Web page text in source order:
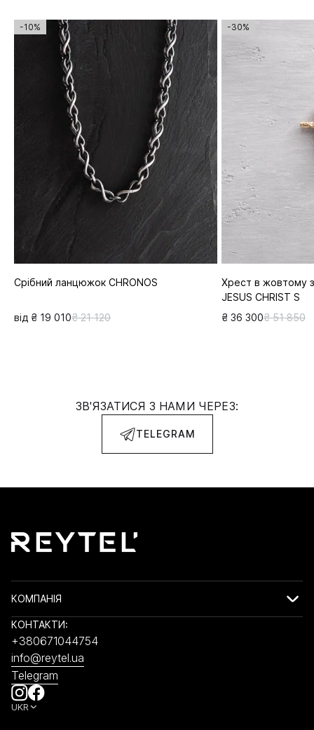
-10%
Срібний ланцюжок CHRONOS
від ₴ 19 010₴ 21 120
-30%
Хрест в жовтому
JESUS CHRIST S
₴ 36 300₴ 51 850
ЗВ'ЯЗАТИСЯ З НАМИ ЧЕРЕЗ:
TELEGRAM
КОМПАНІЯ
КОНТАКТИ:
+380671044754
info@reytel.ua
Telegram
UKR